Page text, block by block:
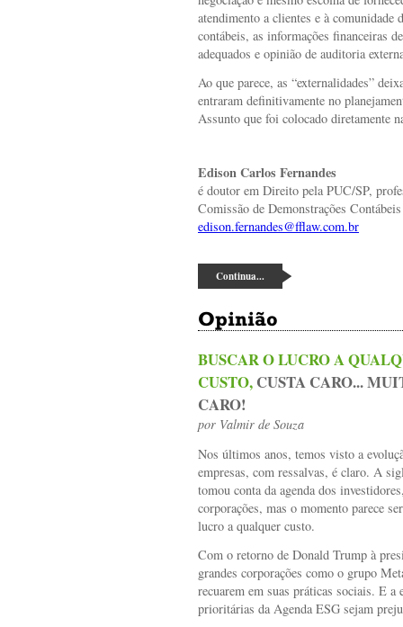
atendimento a clientes e à
contábeis, as informações financeiras
adequados e opinião de auditoria
Ao que parece, as “externalidades”
entraram definitivamente no
Assunto que foi colocado diretamente
Edison Carlos Fernandes
é doutor em Direito pela PUC/SP,
Comissão de Demonstrações
edison.fernandes@fflaw.com.br
Continua...
Opinião
BUSCAR O LUCRO A
CUSTO, CUSTA CARO...
CARO!
por Valmir de Souza
Nos últimos anos, temos visto a
empresas, com ressalvas, é claro. A
tomou conta da agenda dos
corporações, mas o momento parece
lucro a qualquer custo.
Com o retorno de Donald Trump à
grandes corporações como o grupo
recuarem em suas práticas sociais. E a
prioritárias da Agenda ESG sejam